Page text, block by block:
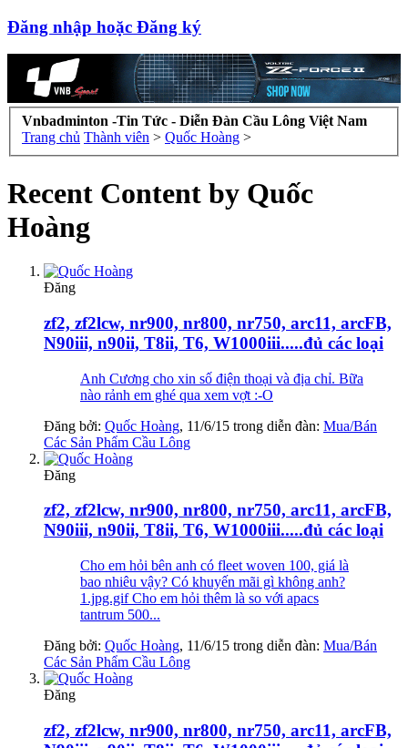
Đăng nhập hoặc Đăng ký
Vnbadminton -Tin Tức - Diễn Đàn Cầu Lông Việt Nam
Trang chủ Thành viên > Quốc Hoàng >
Recent Content by Quốc
Hoàng
Đăng
zf2, zf2lcw, nr900, nr800, nr750, arc11, arcFB,
N90iii, n90ii, T8ii, T6, W1000iii.....đủ các loại
Anh Cương cho xin số điện thoại và địa chỉ. Bữa
nào rảnh em ghé qua xem vợt :-O
Đăng bởi: Quốc Hoàng, 11/6/15 trong diễn đàn: Mua/Bán
Các Sản Phẩm Cầu Lông
Đăng
zf2, zf2lcw, nr900, nr800, nr750, arc11, arcFB,
N90iii, n90ii, T8ii, T6, W1000iii.....đủ các loại
Cho em hỏi bên anh có fleet woven 100, giá là
bao nhiêu vậy? Có khuyến mãi gì không anh?
1.jpg.gif Cho em hỏi thêm là so với apacs
tantrum 500...
Đăng bởi: Quốc Hoàng, 11/6/15 trong diễn đàn: Mua/Bán
Các Sản Phẩm Cầu Lông
Đăng
zf2, zf2lcw, nr900, nr800, nr750, arc11, arcFB,